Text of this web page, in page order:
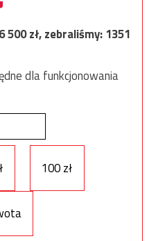
500zł, zebraliśmy:1351
dla funkcjonowania
100 zł